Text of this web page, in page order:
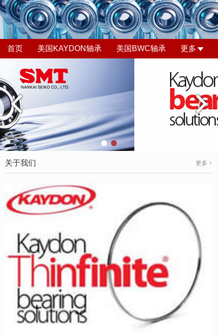
首页 美国KAYDON轴承 美国BWC轴承 更多
关于我们 更多